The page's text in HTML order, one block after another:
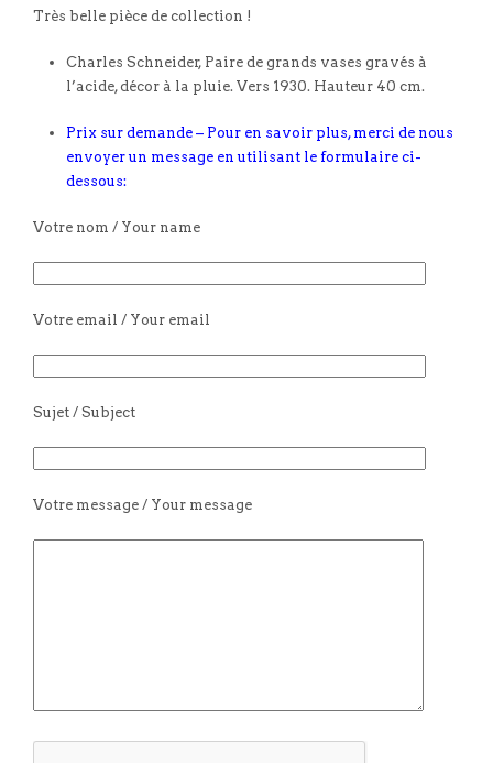
Très belle pièce de collection !
Charles Schneider, Paire de grands vases gravés à
l’acide, décor à la pluie. Vers 1930. Hauteur 40 cm.
Prix sur demande – Pour en savoir plus, merci de nous
envoyer un message en utilisant le formulaire ci-
dessous:
Votre nom / Your name
Votre email / Your email
Sujet / Subject
Votre message / Your message